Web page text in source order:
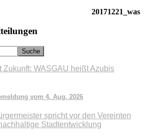
20171221_was
Zukunft: WASGAU heißt Azubis
vom 4. Aug. 2026
spricht vor den Vereinten
Stadtentwicklung